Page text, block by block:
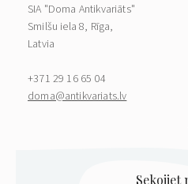
SIA "Doma Antikvariāts"
Smilšu iela 8, Rīga,
Latvia
+371 29 16 65 04
doma@antikvariats.lv